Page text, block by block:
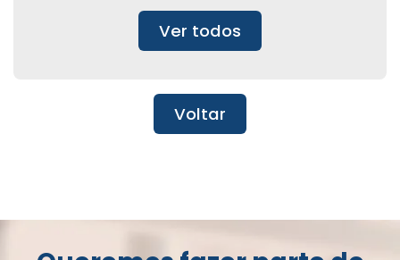
Ver todos
Voltar